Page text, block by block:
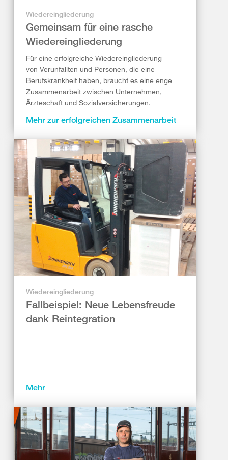
Wiedereingliederung
Gemeinsam für eine rasche
Wiedereingliederung
Für eine erfolgreiche Wiedereingliederung
von Verunfallten und Personen, die eine
Berufskrankheit haben, braucht es eine enge
Zusammenarbeit zwischen Unternehmen,
Ärzteschaft und Sozialversicherungen.
Mehr zur erfolgreichen Zusammenarbeit
Wiedereingliederung
Fallbeispiel: Neue Lebensfreude
dank Reintegration
Mehr